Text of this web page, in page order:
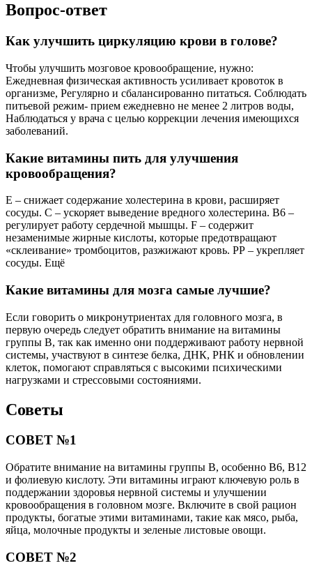
Вопрос-ответ
Как улучшить циркуляцию крови в голове?
Чтобы улучшить мозговое кровообращение, нужно:
Ежедневная физическая активность усиливает кровоток в
организме, Регулярно и сбалансированно питаться. Соблюдать
питьевой режим- прием ежедневно не менее 2 литров воды,
Наблюдаться у врача с целью коррекции лечения имеющихся
заболеваний.
Какие витамины пить для улучшения
кровообращения?
Е – снижает содержание холестерина в крови, расширяет
сосуды. С – ускоряет выведение вредного холестерина. В6 –
регулирует работу сердечной мышцы. F – содержит
незаменимые жирные кислоты, которые предотвращают
«склеивание» тромбоцитов, разжижают кровь. РР – укрепляет
сосуды. Ещё
Какие витамины для мозга самые лучшие?
Если говорить о микронутриентах для головного мозга, в
первую очередь следует обратить внимание на витамины
группы B, так как именно они поддерживают работу нервной
системы, участвуют в синтезе белка, ДНК, РНК и обновлении
клеток, помогают справляться с высокими психическими
нагрузками и стрессовыми состояниями.
Советы
СОВЕТ №1
Обратите внимание на витамины группы B, особенно B6, B12
и фолиевую кислоту. Эти витамины играют ключевую роль в
поддержании здоровья нервной системы и улучшении
кровообращения в головном мозге. Включите в свой рацион
продукты, богатые этими витаминами, такие как мясо, рыба,
яйца, молочные продукты и зеленые листовые овощи.
СОВЕТ №2